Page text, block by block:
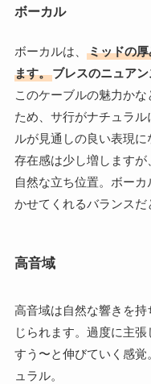
ボーカル
ボーカルは、
ミッドの
ます。ブレスのニュア
このケーブルの魅力か
ため、サ行がナチュラ
ルが見通しの良い表現に
存在感は少し増します
自然な立ち位置。ボー
かせてくれるバランスだ
高音域
高音域は自然な響きを
じられます。過度に主張
すう〜と伸びていく感
ュラル。